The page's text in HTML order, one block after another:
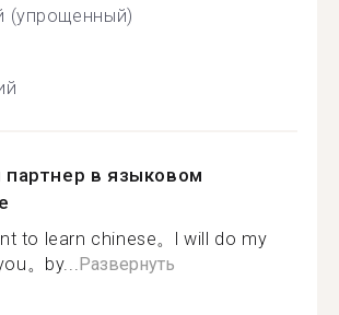
(упрощенный)
в языковом
to learn chinese。l will do my
。by...Развернуть